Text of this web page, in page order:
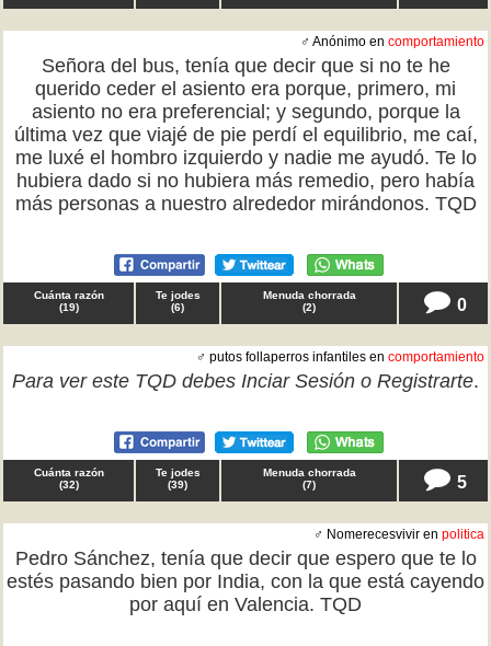
♂ Anónimo en comportamiento
Señora del bus, tenía que decir que si no te he
querido ceder el asiento era porque, primero, mi
asiento no era preferencial; y segundo, porque la
última vez que viajé de pie perdí el equilibrio, me caí,
me luxé el hombro izquierdo y nadie me ayudó. Te lo
hubiera dado si no hubiera más remedio, pero había
más personas a nuestro alrededor mirándonos. TQD
Cuánta razón
(19)
Te jodes
(6)
Menuda chorrada
(2) 0
♂ putos follaperros infantiles en comportamiento
Para ver este TQD debes Inciar Sesión o Registrarte.
Cuánta razón
(32)
Te jodes
(39)
Menuda chorrada
(7) 5
♂ Nomerecesvivir en politica
Pedro Sánchez, tenía que decir que espero que te lo
estés pasando bien por India, con la que está cayendo
por aquí en Valencia. TQD